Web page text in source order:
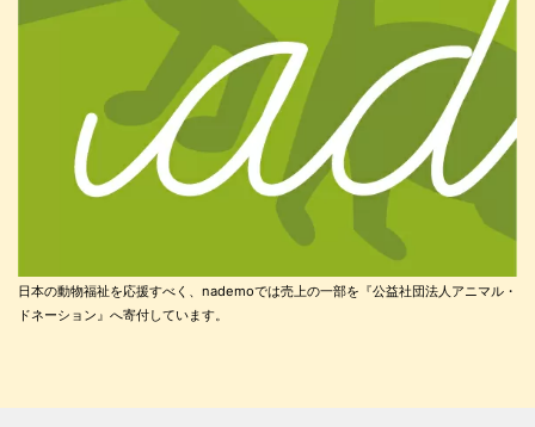
日本の動物福祉を応援すべく、nademoでは売上の一部を『公益社団法人アニマル・
ドネーション』へ寄付しています。